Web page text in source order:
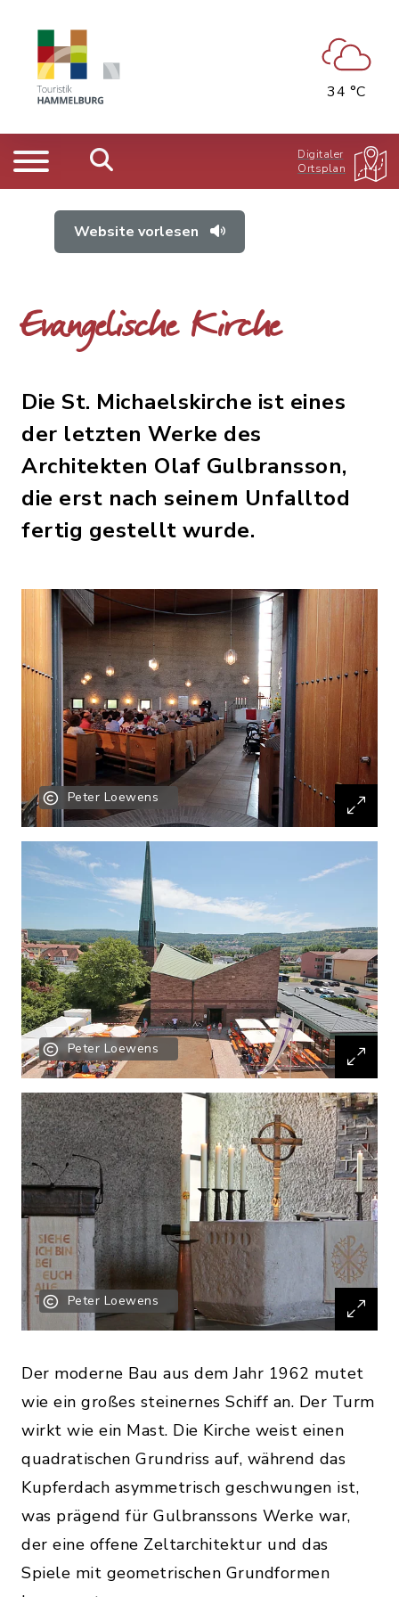
34 °C
Digitaler
Ortsplan
Website vorlesen
Evangelische Kirche
Die St. Michaelskirche ist eines
der letzten Werke des
Architekten Olaf Gulbransson,
die erst nach seinem Unfalltod
fertig gestellt wurde.
Peter Loewens
Peter Loewens
Peter Loewens
Der moderne Bau aus dem Jahr 1962 mutet
wie ein großes steinernes Schiff an. Der Turm
wirkt wie ein Mast. Die Kirche weist einen
quadratischen Grundriss auf, während das
Kupferdach asymmetrisch geschwungen ist,
was prägend für Gulbranssons Werke war,
der eine offene Zeltarchitektur und das
Spiele mit geometrischen Grundformen